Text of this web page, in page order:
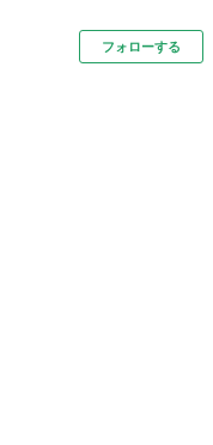
フォローする